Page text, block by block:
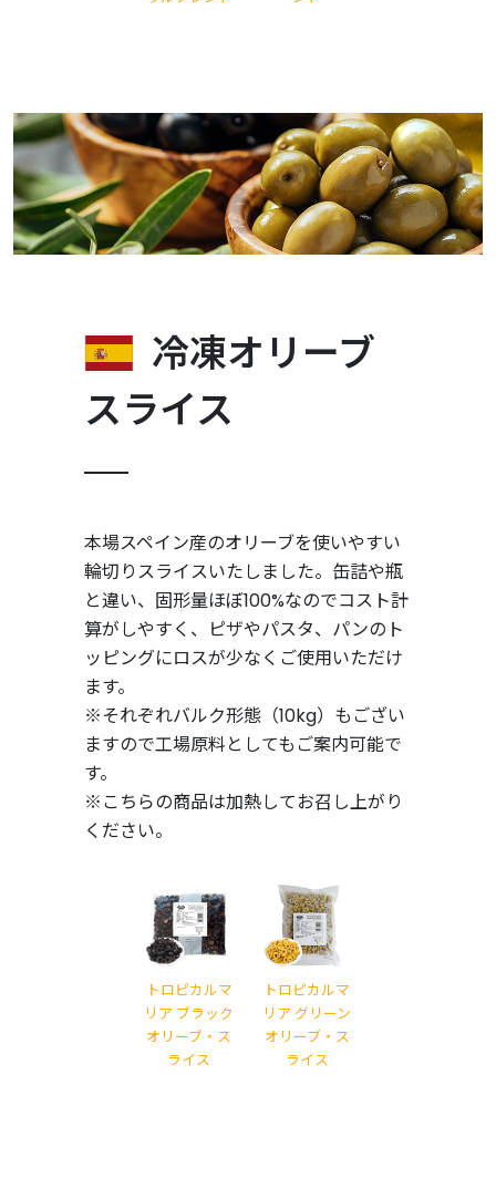
冷凍オリーブ
スライス
本場スペイン産のオリーブを使いやすい
輪切りスライスいたしました。缶詰や瓶
と違い、固形量ほぼ100%なのでコスト計
算がしやすく、ピザやパスタ、パンのト
ッピングにロスが少なくご使用いただけ
ます。
※それぞれバルク形態（10kg）もござい
ますので工場原料としてもご案内可能で
す。
※こちらの商品は加熱してお召し上がり
ください。
トロピカルマ
リア ブラック
オリーブ・ス
ライス
トロピカルマ
リア グリーン
オリーブ・ス
ライス